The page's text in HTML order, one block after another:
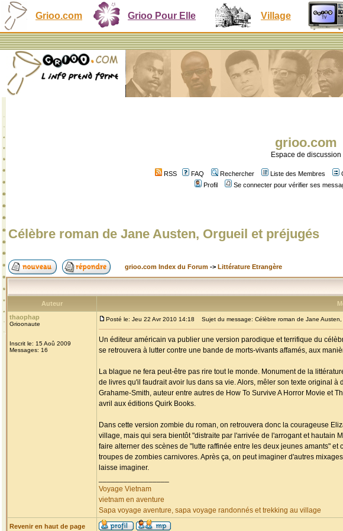
Grioo.com Grioo Pour Elle Village
grioo.com
Espace de discussion
RSS FAQ Rechercher Liste des Membres
Profil
Se connecter pour vérifier ses
Célèbre roman de Jane Austen, Orgueil et préjugés
grioo.com Index du Forum -> Littérature Etrangère
Auteur
thaophap
Grioonaute
Inscrit le: 15 Aoû 2009
Messages: 16
Posté le: Jeu 22 Avr 2010 14:18 Sujet du message: Célèbre roman de Jane
Un éditeur américain va publier une version parodique et terrifique du
se retrouvera à lutter contre une bande de morts-vivants affamés, aux
La blague ne fera peut-être pas rire tout le monde. Monument de la
de livres qu'il faudrait avoir lus dans sa vie. Alors, mêler son texte original
Grahame-Smith, auteur entre autres de How To Survive A Horror Movie et
avril aux éditions Quirk Books.
Dans cette version zombie du roman, on retrouvera donc la courageuse
village, mais qui sera bientôt "distraite par l'arrivée de l'arrogant et hautain
faire alterner des scènes de "lutte raffinée entre les deux jeunes amants"
troupes de zombies carnivores. Après ça, on peut imaginer d'autres
laisse imaginer.
Voyage Vietnam
vietnam en aventure
Sapa voyage aventure, sapa voyage randonnés et trekking au village
Revenir en haut de page